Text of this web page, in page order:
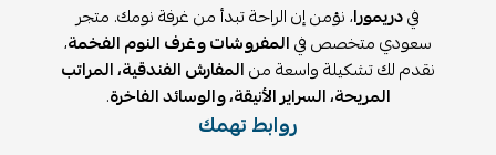
يُنظف بقطعة قماش مبللة بمنظف لطيف ثم يُجفف بقطعة قماش
نظيفة.
الغطاء:
يغسل بالغسالة على درجة حرارة 40° مئوية – غسيل عادي.
فيدريمورا، نؤمن إن الراحة تبدأ من غرفة نومك. متجر
سعودي متخصص فيالمفروشات وغرف النوم الفخمة،
نقدم لك تشكيلة واسعة منالمفارش الفندقية، المراتب
المريحة، السراير الأنيقة، والوسائد الفاخرة.
روابط تهمك